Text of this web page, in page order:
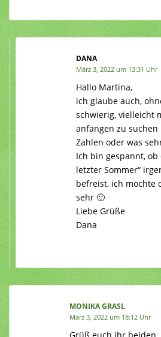
DANA
März 3, 2022 um 13:31 Uhr
Hallo Martina,
ich glaube auch,
schwierig, vielleicht
anfangen zu
Zahlen oder was
Ich bin gespannt,
letzter Sommer“
befreist, ich mochte
sehr 🙂
Liebe Grüße
Dana
MONIKA GRASL
März 3, 2022 um 18:12 Uhr